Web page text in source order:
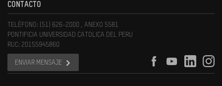
CONTACTO
TELÉFONO: (51) 626-2000 , ANEXO 5581
PONTIFICIA UNIVERSIDAD CATOLICA DEL PERU
RUC: 20155945860
ENVIAR MENSAJE